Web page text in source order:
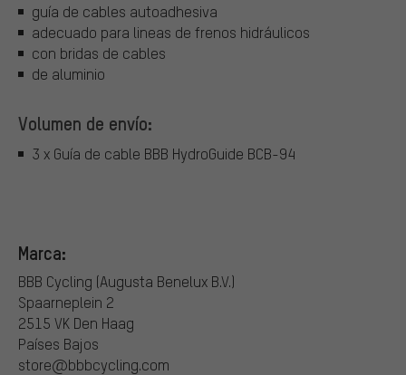
guía de cables autoadhesiva
adecuado para lineas de frenos hidráulicos
con bridas de cables
de aluminio
Volumen de envío:
3 x Guía de cable BBB HydroGuide BCB-94
Marca:
BBB Cycling (Augusta Benelux B.V.)
Spaarneplein 2
2515 VK Den Haag
Países Bajos
store@bbbcycling.com